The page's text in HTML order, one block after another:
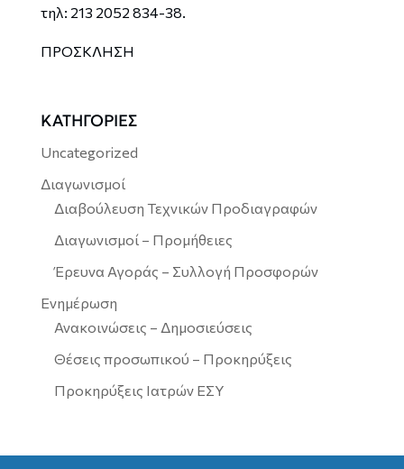
τηλ: 213 2052 834-38.
ΠΡΟΣΚΛΗΣΗ
ΚΑΤΗΓΟΡΙΕΣ
Uncategorized
Διαγωνισμοί
Διαβούλευση Τεχνικών Προδιαγραφών
Διαγωνισμοί – Προμήθειες
Έρευνα Αγοράς – Συλλογή Προσφορών
Ενημέρωση
Ανακοινώσεις – Δημοσιεύσεις
Θέσεις προσωπικού – Προκηρύξεις
Προκηρύξεις Ιατρών ΕΣΥ